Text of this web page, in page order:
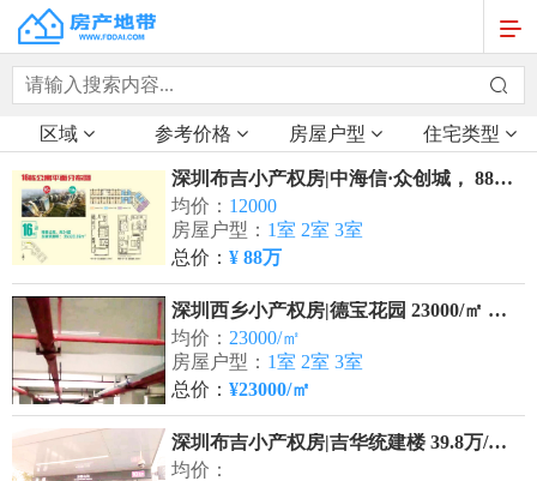
区域 参考价格 房屋户型 住宅类型
深圳布吉小产权房|中海信·众创城， 88万/套，全城转介
均价： 12000
房屋户型： 1室 2室 3室
总价：¥ 88万
深圳西乡小产权房|德宝花园 23000/㎡ 可落户口
均价： 23000/㎡
房屋户型： 1室 2室 3室
总价：¥23000/㎡
深圳布吉小产权房|吉华统建楼 39.8万/套 凉帽山地铁站旁
均价：